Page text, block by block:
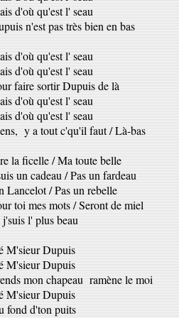
d'où qu'est l' seau
n'est pas très bien en bas
d'où qu'est l' seau
d'où qu'est l' seau
faire sortir Dupuis de là
d'où qu'est l' seau
d'où qu'est l' seau
y a tout c'qu'il faut / Là-bas
la ficelle / Ma toute belle
un cadeau / Pas un fardeau
Lancelot / Pas un rebelle
toi mes mots / Seront de miel
l' plus beau
M'sieur Dupuis
M'sieur Dupuis
mon chapeau ramène le moi
M'sieur Dupuis
fond d'ton puits